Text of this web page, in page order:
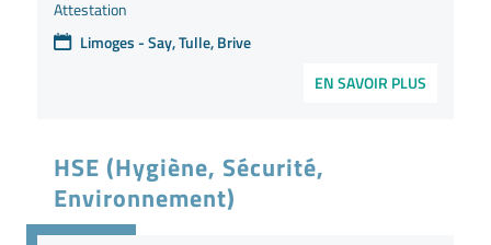
Attestation
Limoges - Say, Tulle, Brive
EN SAVOIR PLUS
HSE (Hygiène, Sécurité,
Environnement)